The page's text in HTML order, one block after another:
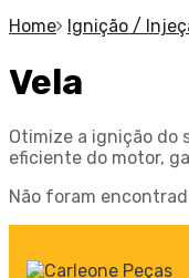
Home
Ignição /
Vela
Otimize a ignição do
eficiente do motor,
Não foram